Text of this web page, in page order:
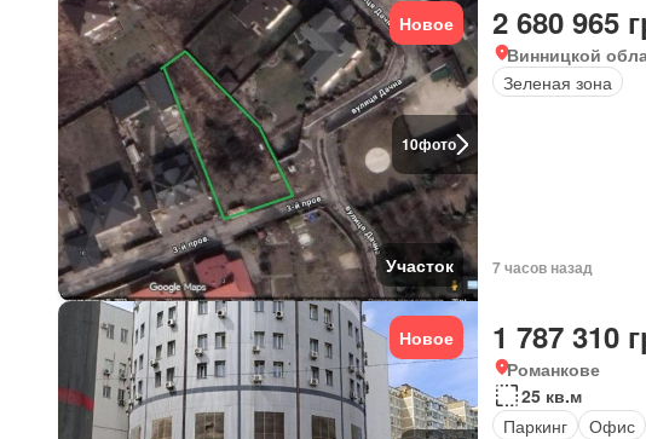
10фото
Новое
Участок
2 680 965
Винницкой
Зеленая зона
7 часов назад
Новое 1 787 310
Романкове
25 кв.м
Паркинг
Офис